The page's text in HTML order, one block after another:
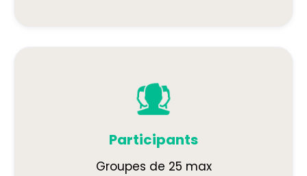
Participants
Groupes de 25 max